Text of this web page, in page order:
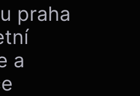
praha
a